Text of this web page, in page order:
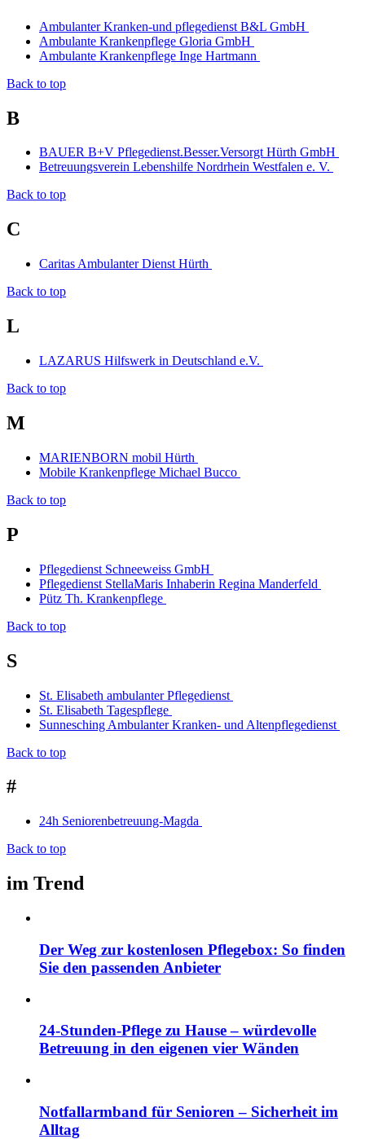
Ambulanter Kranken-und pflegedienst B&L GmbH
Ambulante Krankenpflege Gloria GmbH
Ambulante Krankenpflege Inge Hartmann
Back to top
B
BAUER B+V Pflegedienst.Besser.Versorgt Hürth GmbH
Betreuungsverein Lebenshilfe Nordrhein Westfalen e. V.
Back to top
C
Caritas Ambulanter Dienst Hürth
Back to top
L
LAZARUS Hilfswerk in Deutschland e.V.
Back to top
M
MARIENBORN mobil Hürth
Mobile Krankenpflege Michael Bucco
Back to top
P
Pflegedienst Schneeweiss GmbH
Pflegedienst StellaMaris Inhaberin Regina Manderfeld
Pütz Th. Krankenpflege
Back to top
S
St. Elisabeth ambulanter Pflegedienst
St. Elisabeth Tagespflege
Sunnesching Ambulanter Kranken- und Altenpflegedienst
Back to top
#
24h Seniorenbetreuung-Magda
Back to top
im Trend
Der Weg zur kostenlosen Pflegebox: So finden
Sie den passenden Anbieter
24-Stunden-Pflege zu Hause – würdevolle
Betreuung in den eigenen vier Wänden
Notfallarmband für Senioren – Sicherheit im
Alltag